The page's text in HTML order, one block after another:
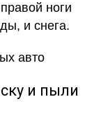
ноги
и снега.
и пыли